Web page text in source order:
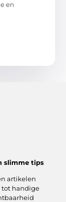
en
slimme tips
artikelen
tot handige